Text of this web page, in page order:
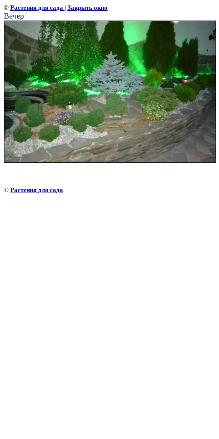
© Растения для сада | Закрыть окно
Вечер
© Растения для сада